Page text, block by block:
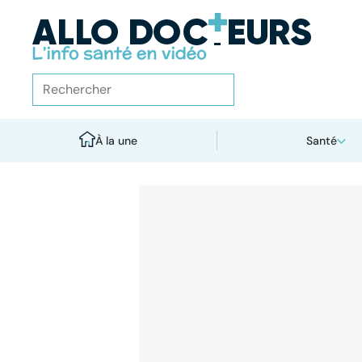
À la une Santé